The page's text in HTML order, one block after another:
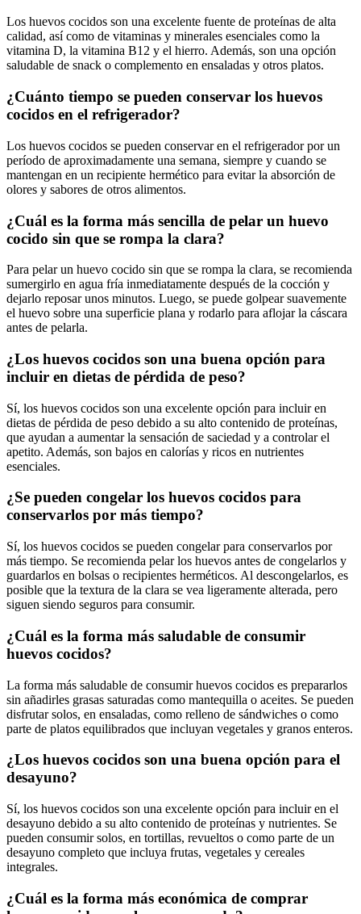
Los huevos cocidos son una excelente fuente de proteínas de alta
calidad, así como de vitaminas y minerales esenciales como la
vitamina D, la vitamina B12 y el hierro. Además, son una opción
saludable de snack o complemento en ensaladas y otros platos.
¿Cuánto tiempo se pueden conservar los huevos
cocidos en el refrigerador?
Los huevos cocidos se pueden conservar en el refrigerador por un
período de aproximadamente una semana, siempre y cuando se
mantengan en un recipiente hermético para evitar la absorción de
olores y sabores de otros alimentos.
¿Cuál es la forma más sencilla de pelar un huevo
cocido sin que se rompa la clara?
Para pelar un huevo cocido sin que se rompa la clara, se recomienda
sumergirlo en agua fría inmediatamente después de la cocción y
dejarlo reposar unos minutos. Luego, se puede golpear suavemente
el huevo sobre una superficie plana y rodarlo para aflojar la cáscara
antes de pelarla.
¿Los huevos cocidos son una buena opción para
incluir en dietas de pérdida de peso?
Sí, los huevos cocidos son una excelente opción para incluir en
dietas de pérdida de peso debido a su alto contenido de proteínas,
que ayudan a aumentar la sensación de saciedad y a controlar el
apetito. Además, son bajos en calorías y ricos en nutrientes
esenciales.
¿Se pueden congelar los huevos cocidos para
conservarlos por más tiempo?
Sí, los huevos cocidos se pueden congelar para conservarlos por
más tiempo. Se recomienda pelar los huevos antes de congelarlos y
guardarlos en bolsas o recipientes herméticos. Al descongelarlos, es
posible que la textura de la clara se vea ligeramente alterada, pero
siguen siendo seguros para consumir.
¿Cuál es la forma más saludable de consumir
huevos cocidos?
La forma más saludable de consumir huevos cocidos es prepararlos
sin añadirles grasas saturadas como mantequilla o aceites. Se pueden
disfrutar solos, en ensaladas, como relleno de sándwiches o como
parte de platos equilibrados que incluyan vegetales y granos enteros.
¿Los huevos cocidos son una buena opción para el
desayuno?
Sí, los huevos cocidos son una excelente opción para incluir en el
desayuno debido a su alto contenido de proteínas y nutrientes. Se
pueden consumir solos, en tortillas, revueltos o como parte de un
desayuno completo que incluya frutas, vegetales y cereales
integrales.
¿Cuál es la forma más económica de comprar